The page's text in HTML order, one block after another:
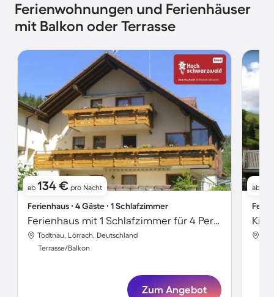
Ferienwohnungen und Ferienhäuser
mit Balkon oder Terrasse
ab 134 € pro Nacht
Ferienhaus ∙ 4 Gäste ∙ 1 Schlafzimmer
Ferienhaus mit 1 Schlafzimmer für 4 Personen
Todtnau, Lörrach, Deutschland
Terrasse/Balkon
Zum Angebot
ab